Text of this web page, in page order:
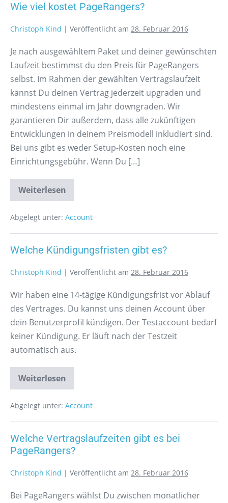
Wie viel kostet PageRangers?
Christoph Kind | Veröffentlicht am 28. Februar 2016
Je nach ausgewähltem Paket und deiner gewünschten
Laufzeit bestimmst du den Preis für PageRangers
selbst. Im Rahmen der gewählten Vertragslaufzeit
kannst Du deinen Vertrag jederzeit upgraden und
mindestens einmal im Jahr downgraden. Wir
garantieren Dir außerdem, dass alle zukünftigen
Entwicklungen in deinem Preismodell inkludiert sind.
Bei uns gibt es weder Setup-Kosten noch eine
Einrichtungsgebühr. Wenn Du […]
Weiterlesen
Abgelegt unter: Account
Welche Kündigungsfristen gibt es?
Christoph Kind | Veröffentlicht am 28. Februar 2016
Wir haben eine 14-tägige Kündigungsfrist vor Ablauf
des Vertrages. Du kannst uns deinen Account über
dein Benutzerprofil kündigen. Der Testaccount bedarf
keiner Kündigung. Er läuft nach der Testzeit
automatisch aus.
Weiterlesen
Abgelegt unter: Account
Welche Vertragslaufzeiten gibt es bei
PageRangers?
Christoph Kind | Veröffentlicht am 28. Februar 2016
Bei PageRangers wählst Du zwischen monatlicher